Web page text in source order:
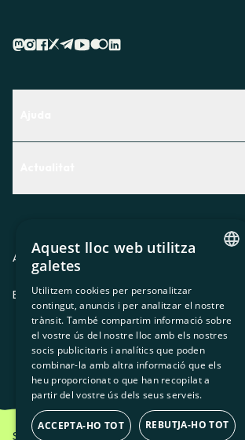
Premsa
Treballa amb nosaltres
Avis legal Política de privacitatPolítica de cookies
ES CAGLEU
Som Energia SCCL - 2026
SPANISH
GL
BASQUE
Aquest lloc web utilitza
galetes
Utilitzem cookies per personalitzar
contingut, anuncis i per analitzar el nostre
trànsit. També compartim informació sobre
el vostre ús del nostre lloc amb els nostres
socis publicitaris i analítics que poden
combinar-la amb altra informació que els
heu proporcionat o que han recopilat a
partir del vostre ús dels seus serveis.
ACCEPTA-HO TOT REBUTJA-HO TOT